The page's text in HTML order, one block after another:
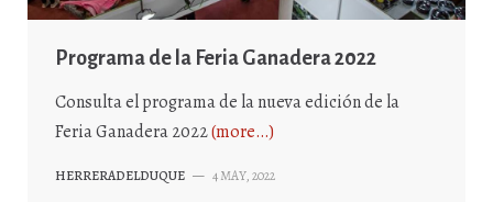
Programa de la Feria Ganadera 2022
Consulta el programa de la nueva edición de la
Feria Ganadera 2022(more…)
HERRERADELDUQUE — 4 MAY, 2022